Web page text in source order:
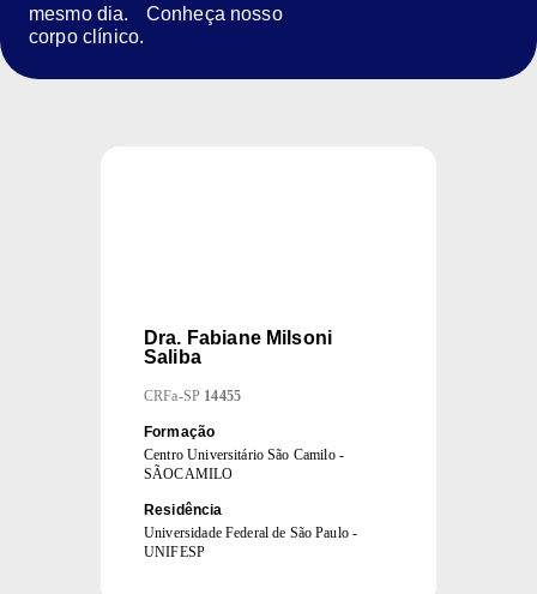
mesmo dia. Conheça nosso
corpo clínico.
Dra. Fabiane Milsoni
Saliba
CRFa-SP 14455
Formação
Centro Universitário São Camilo -
SÃOCAMILO
Residência
Universidade Federal de São Paulo -
UNIFESP